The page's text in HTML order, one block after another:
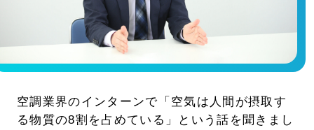
空調業界のインターンで「空気は人間が摂取す
る物質の8割を占めている」という話を聞 きまし